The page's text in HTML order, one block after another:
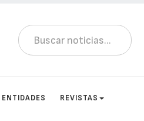
ENTIDADES REVISTAS